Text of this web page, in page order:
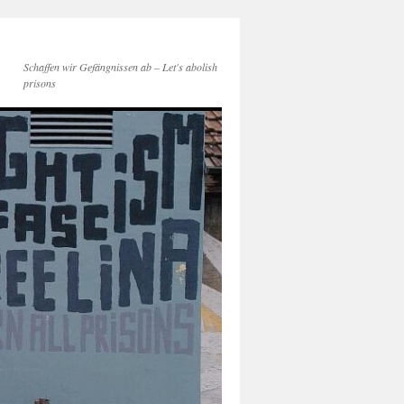
Schaffen wir Gefängnissen ab – Let's abolish
prisons